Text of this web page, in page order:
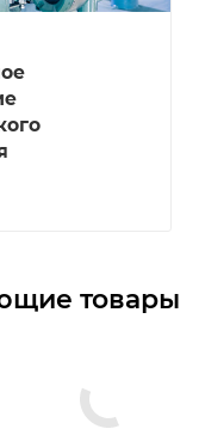
товары